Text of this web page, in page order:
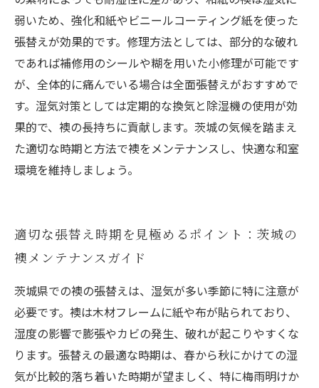
弱いため、強化和紙やビニールコーティング紙を使った
張替えが効果的です。修理方法としては、部分的な破れ
であれば補修用のシールや糊を用いた小修理が可能です
が、全体的に痛んでいる場合は全面張替えがおすすめで
す。湿気対策としては定期的な換気と除湿機の使用が効
果的で、襖の長持ちに貢献します。茨城の気候を踏まえ
た適切な時期と方法で襖をメンテナンスし、快適な和室
環境を維持しましょう。
適切な張替え時期を見極めるポイント：茨城の
襖メンテナンスガイド
茨城県での襖の張替えは、湿気が多い季節に特に注意が
必要です。襖は木材フレームに紙や布が貼られており、
湿度の影響で膨張やカビの発生、破れが起こりやすくな
ります。張替えの最適な時期は、春から秋にかけての湿
気が比較的落ち着いた時期が望ましく、特に梅雨明けか